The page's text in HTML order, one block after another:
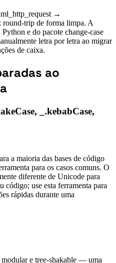
→
round-trip de forma limpa. A
e do pacote change-case
letra por letra ao migrar
de caixa.
ao
_.kebabCase,
a maioria das bases de código
para os casos comuns. O
diferente de Unicode para
código; use esta ferramenta para
rápidas durante uma
e tree-shakable — uma